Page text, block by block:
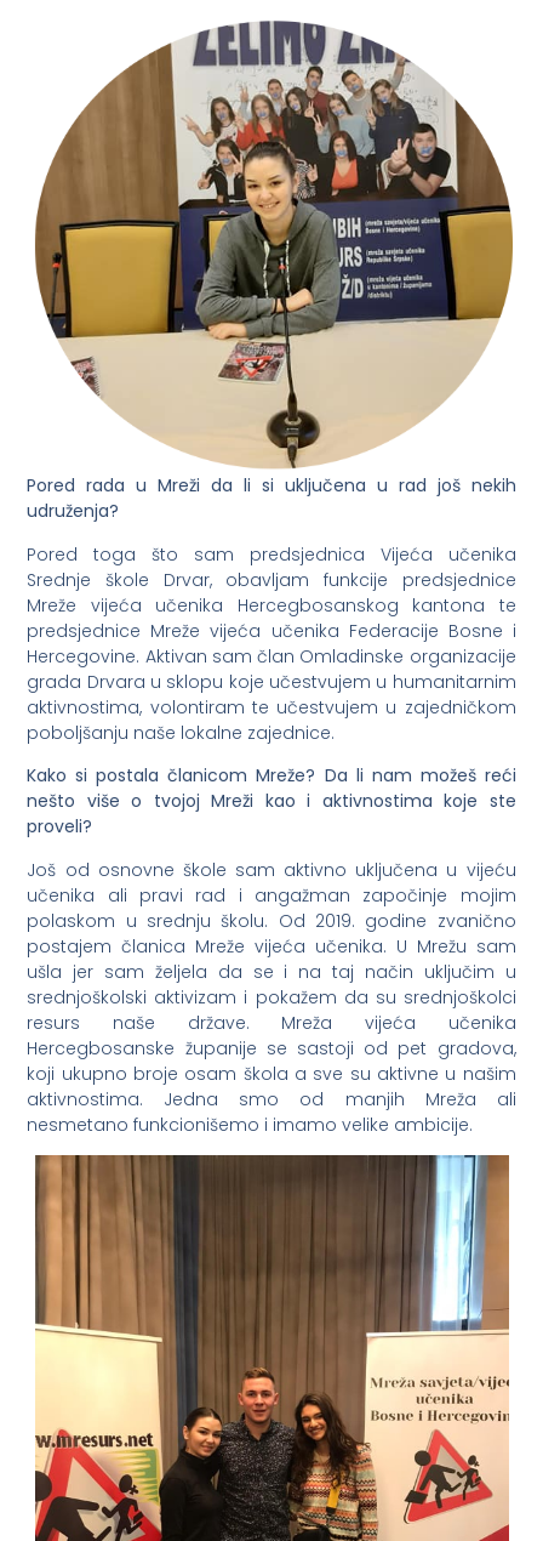
Pored rada u Mreži da li si uključena u rad još nekih
udruženja?
Pored toga što sam predsjednica Vijeća učenika
Srednje škole Drvar, obavljam funkcije predsjednice
Mreže vijeća učenika Hercegbosanskog kantona te
predsjednice Mreže vijeća učenika Federacije Bosne i
Hercegovine. Aktivan sam član Omladinske organizacije
grada Drvara u sklopu koje učestvujem u humanitarnim
aktivnostima, volontiram te učestvujem u zajedničkom
poboljšanju naše lokalne zajednice.
Kako si postala članicom Mreže? Da li nam možeš reći
nešto više o tvojoj Mreži kao i aktivnostima koje ste
proveli?
Još od osnovne škole sam aktivno uključena u vijeću
učenika ali pravi rad i angažman započinje mojim
polaskom u srednju školu. Od 2019. godine zvanično
postajem članica Mreže vijeća učenika. U Mrežu sam
ušla jer sam željela da se i na taj način uključim u
srednjoškolski aktivizam i pokažem da su srednjoškolci
resurs naše države. Mreža vijeća učenika
Hercegbosanske županije se sastoji od pet gradova,
koji ukupno broje osam škola a sve su aktivne u našim
aktivnostima. Jedna smo od manjih Mreža ali
nesmetano funkcionišemo i imamo velike ambicije.